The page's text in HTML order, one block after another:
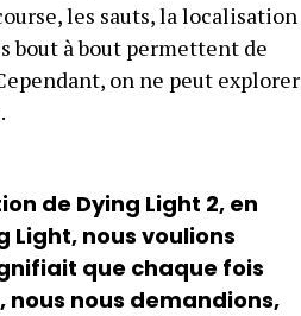
les sauts, la localisation
bout à bout permettent de
on ne peut explorer
de Dying Light 2, en
nous voulions
que chaque fois
nous demandions,